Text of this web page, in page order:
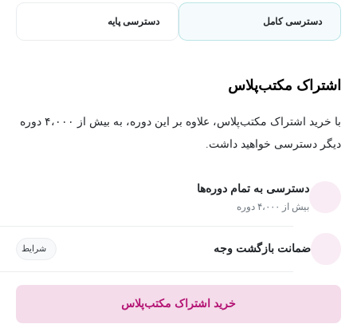
دسترسی کامل دسترسی پایه
اشتراک مکتب‌پلاس
با خرید اشتراک مکتب‌پلاس، علاوه بر این دوره، به بیش از ۴،۰۰۰ دوره
دیگر دسترسی خواهید داشت.
دسترسی به تمام دوره‌ها
بیش از ۴،۰۰۰ دوره
ضمانت بازگشت وجه شرایط
خرید اشتراک مکتب‌پلاس